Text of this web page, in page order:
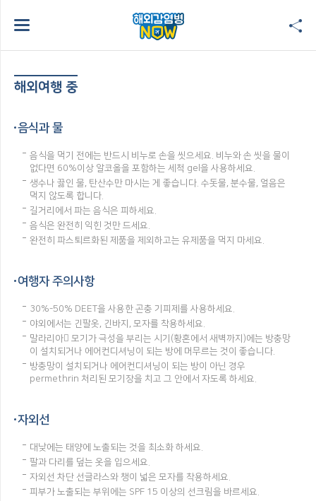
해외여행 중
음식과 물
음식을 먹기 전에는 반드시 비누로 손을 씻으세요. 비누와 손 씻을 물이
없다면 60%이상 알코올을 포함하는 세척 gel을 사용하세요.
생수나 끓인 물, 탄산수만 마시는 게 좋습니다. 수돗물, 분수물, 얼음은
먹지 않도록 합니다.
길거리에서 파는 음식은 피하세요.
음식은 완전히 익힌 것만 드세요.
완전히 파스퇴르화된 제품을 제외하고는 유제품을 먹지 마세요.
여행자 주의사항
30%-50% DEET을 사용한 곤충 기피제를 사용하세요.
야외에서는 긴팔옷, 긴바지, 모자를 착용하세요.
말라리아 모기가 극성을 부리는 시기(황혼에서 새벽까지)에는 방충망
이 설치되거나 에어컨디셔닝이 되는 방에 머무르는 것이 좋습니다.
방충망이 설치되거나 에어컨디셔닝이 되는 방이 아닌 경우
permethrin 처리된 모기장을 치고 그 안에서 자도록 하세요.
자외선
대낮에는 태양에 노출되는 것을 최소화 하세요.
팔과 다리를 덮는 옷을 입으세요.
자외선 차단 선글라스와 챙이 넓은 모자를 착용하세요.
피부가 노출되는 부위에는 SPF 15 이상의 선크림을 바르세요.